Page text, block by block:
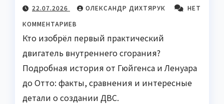
22.07.2026 ОЛЕКСАНДР ДИХТЯРУК
НЕТ
КОММЕНТАРИЕВ
Кто изобрёл первый практический
двигатель внутреннего сгорания?
Подробная история от Гюйгенса и Ленуара
до Отто: факты, сравнения и интересные
детали о создании ДВС.